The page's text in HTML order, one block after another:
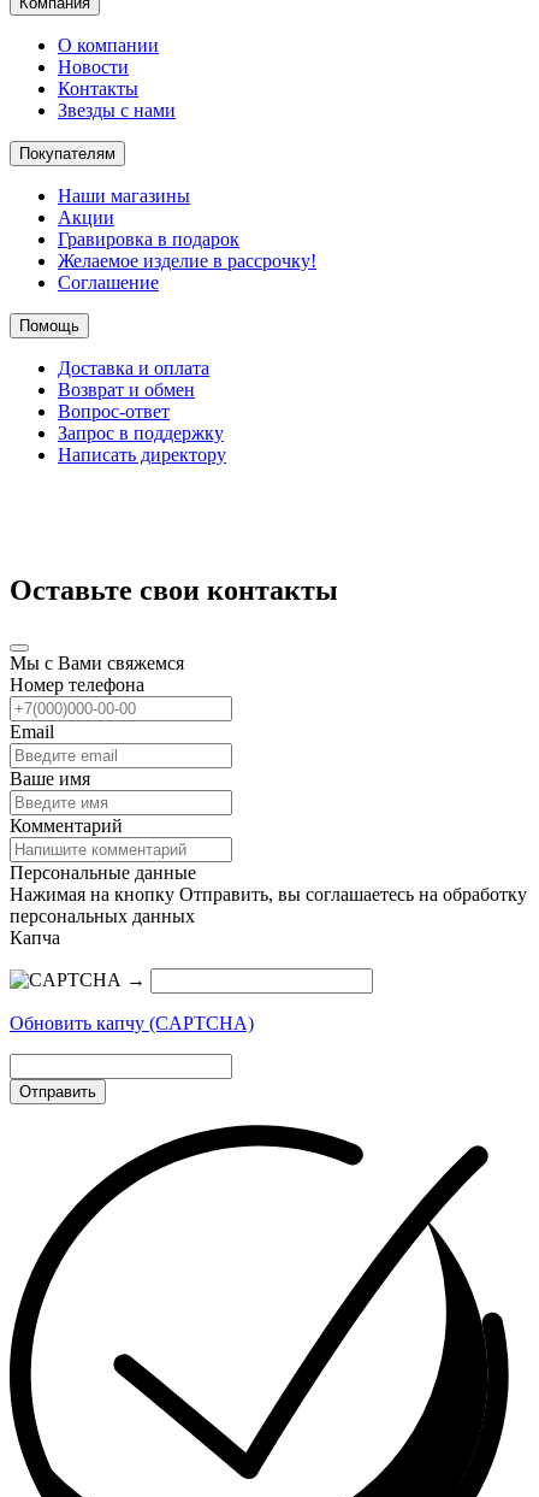
О компании
Новости
Контакты
Звезды с нами
Покупателям
Наши магазины
Акции
Гравировка в подарок
Желаемое изделие в рассрочку!
Соглашение
Помощь
Доставка и оплата
Возврат и обмен
Вопрос-ответ
Запрос в поддержку
Написать директору
Оставьте свои контакты
Мы с Вами свяжемся
Номер телефона
Email
Ваше имя
Комментарий
Персональные данные
Нажимая на кнопку Отправить, вы соглашаетесь на обработку
персональных данных
Капча
→
Обновить капчу (CAPTCHA)
Отправить